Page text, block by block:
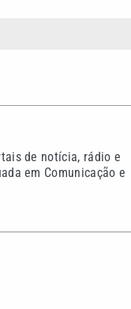
de notícia, rádio e
em Comunicação e